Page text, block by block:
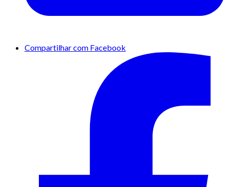
Compartilhar com Facebook